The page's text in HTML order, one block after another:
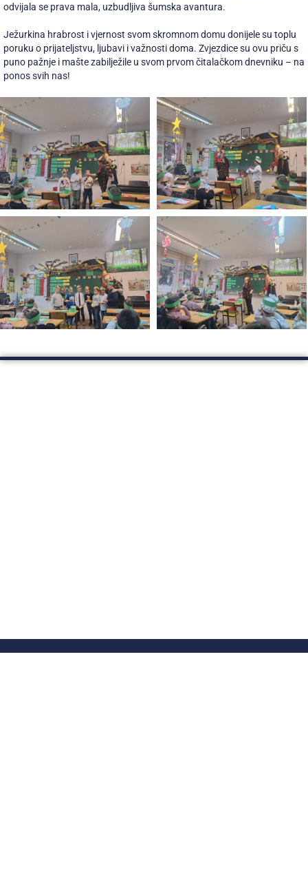
odvijala se prava mala, uzbudljiva šumska avantura.
Ježurkina hrabrost i vjernost svom skromnom domu donijele su toplu
poruku o prijateljstvu, ljubavi i važnosti doma. Zvjezdice su ovu priču s
puno pažnje i mašte zabilježile u svom prvom čitalačkom dnevniku – na
ponos svih nas!